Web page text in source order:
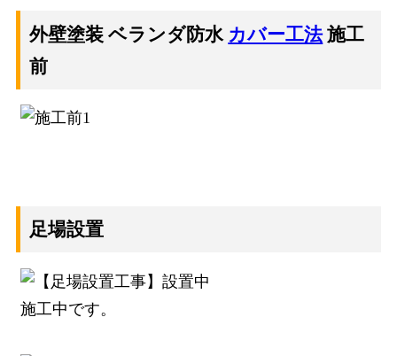
外壁塗装 ベランダ防水 カバー工法施工
前
足場設置
施工中です。